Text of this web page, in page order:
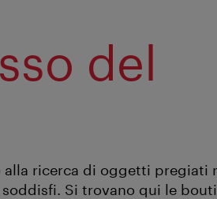
del
alla ricerca di oggetti pregiati
Si trovano qui le